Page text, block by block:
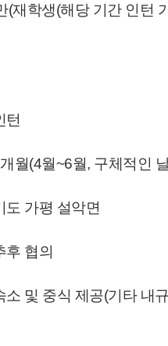
(재학생(해당 기간 인턴
턴
월(4월~6월, 구체적인
도 가평 설악면
후 협의
소 및 중식 제공(기타 내